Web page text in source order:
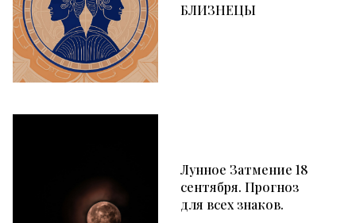
БЛИЗНЕЦЫ
Лунное Затмение 18
сентября. Прогноз
для всех знаков.